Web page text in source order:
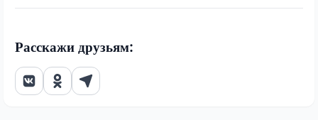
Расскажи друзьям: